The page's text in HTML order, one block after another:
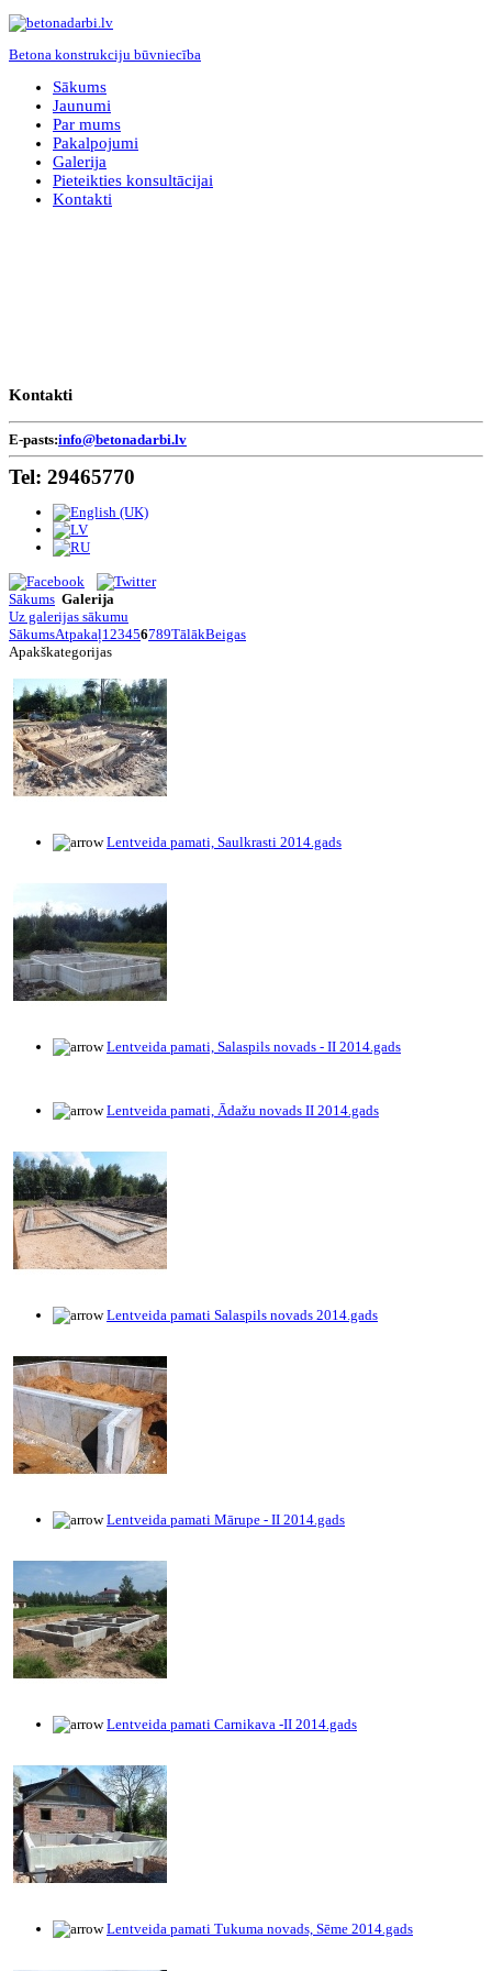
Betona konstrukciju būvniecība
Sākums
Jaunumi
Par mums
Pakalpojumi
Galerija
Pieteikties konsultācijai
Kontakti
Kontakti
E-pasts:info@betonadarbi.lv
Tel: 29465770
Sākums Galerija
Uz galerijas sākumu
SākumsAtpakaļ1 23456789TālākBeigas
Apakškategorijas
Lentveida pamati, Saulkrasti 2014.gads
Lentveida pamati, Salaspils novads - II 2014.gads
Lentveida pamati, Ādažu novads II 2014.gads
Lentveida pamati Salaspils novads 2014.gads
Lentveida pamati Mārupe - II 2014.gads
Lentveida pamati Carnikava -II 2014.gads
Lentveida pamati Tukuma novads, Sēme 2014.gads